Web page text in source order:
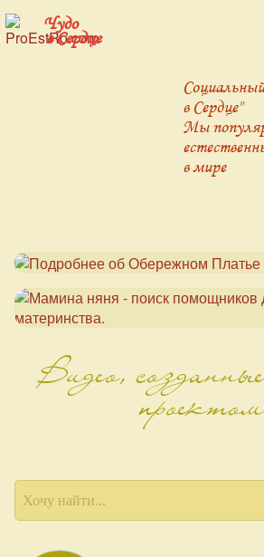
Чудо
в Сердце
в Сердце"
Мы
в мире
Видео,
проектом